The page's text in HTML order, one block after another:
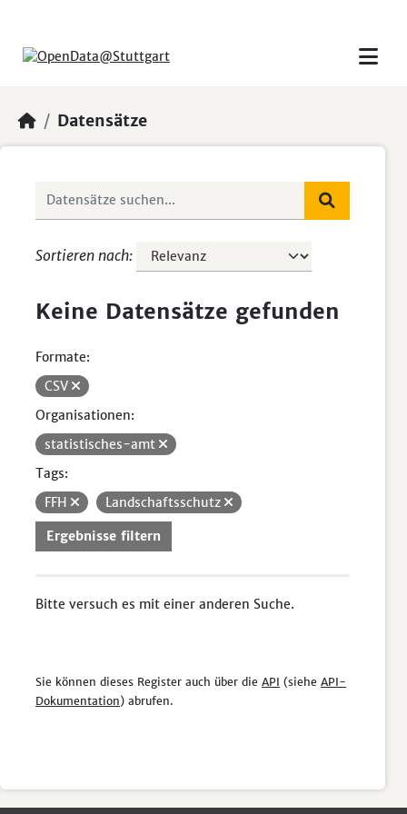
Datensätze
Sortieren nach
Keine Datensätze gefunden
Formate:
CSV
Organisationen:
statistisches-amt
Tags:
FFH
Landschaftsschutz
Ergebnisse filtern
Bitte versuch es mit einer anderen Suche.
Sie können dieses Register auch über die API (siehe API-
Dokumentation) abrufen.